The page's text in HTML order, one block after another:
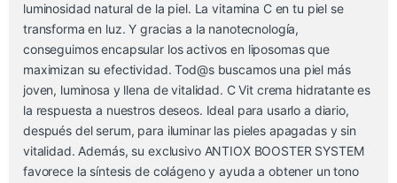
luminosidad natural de la piel. La vitamina C en tu piel se
transforma en luz. Y gracias a la nanotecnología,
conseguimos encapsular los activos en liposomas que
maximizan su efectividad. Tod@s buscamos una piel más
joven, luminosa y llena de vitalidad. C Vit crema hidratante es
la respuesta a nuestros deseos. Ideal para usarlo a diario,
después del serum, para iluminar las pieles apagadas y sin
vitalidad. Además, su exclusivo ANTIOX BOOSTER SYSTEM
favorece la síntesis de colágeno y ayuda a obtener un tono